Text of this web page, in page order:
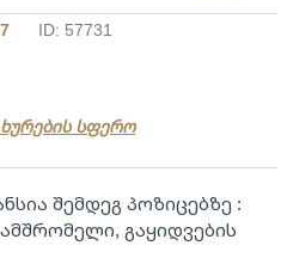
ID: 57731
სფერო
შემდეგ პოზიცებზე :
გაყიდვების